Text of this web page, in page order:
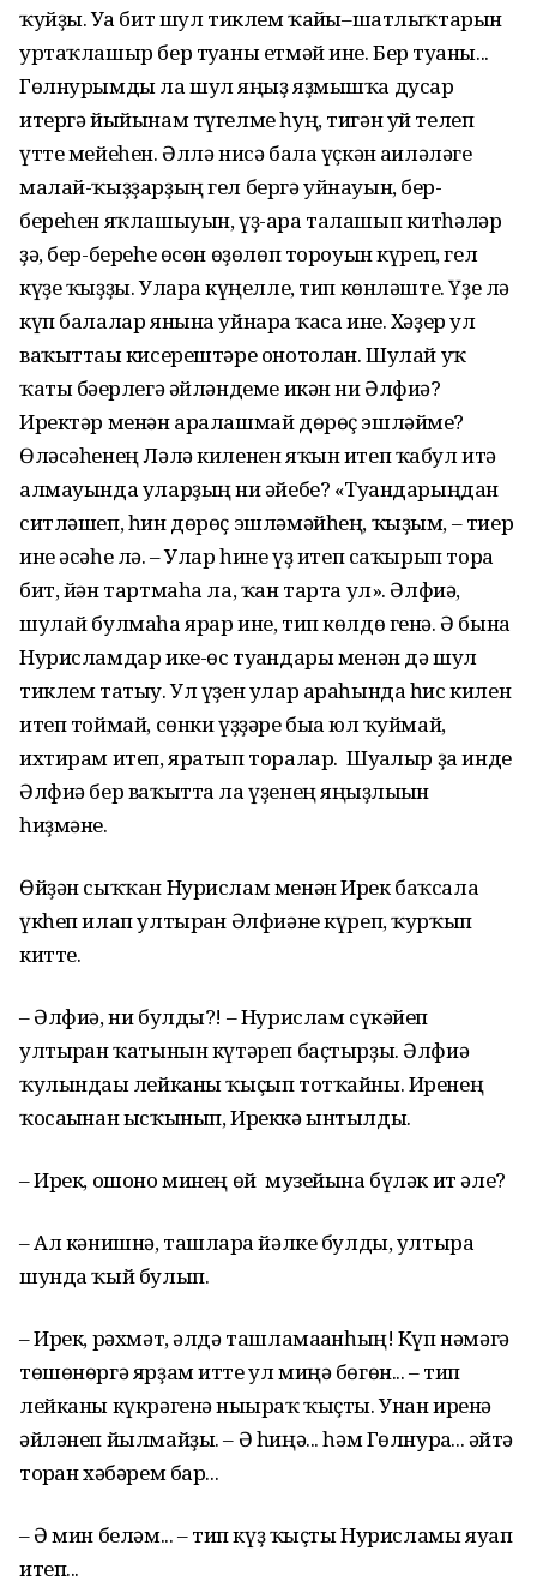
ҡуйҙы. Уға бит шул тиклем ҡайғы–шатлыҡтарын
уртаҡлашыр бер туғаны етмәй ине. Бер туғаны...
Гөлнурымды ла шул яңғыҙ яҙмышҡа дусар
итергә йыйынам түгелме һуң, тигән уй телеп
үтте мейеһен. Әллә нисә бала үҫкән ғаиләләге
малай-ҡыҙҙарҙың гел бергә уйнауын, бер-
береһен яҡлашыуын, үҙ-ара талашып китһәләр
ҙә, бер-береһе өсөн өҙөлөп тороуын күреп, гел
күҙе ҡыҙҙы. Уларға күңелле, тип көнләште. Үҙе лә
күп балалар янына уйнарға ҡаса ине. Хәҙер ул
ваҡыттағы кисерештәре онотолған. Шулай уҡ
ҡаты бәғерлегә әйләндеме икән ни Әлфиә?
Иректәр менән аралашмай дөрөҫ эшләйме?
Өләсәһенең Ләлә киленен яҡын итеп ҡабул итә
алмауында уларҙың ни ғәйебе? «Туғандарыңдан
ситләшеп, һин дөрөҫ эшләмәйһең, ҡыҙым, – тиер
ине әсәһе лә. – Улар һине үҙ итеп саҡырып тора
бит, йән тартмаһа ла, ҡан тарта ул». Әлфиә,
шулай булмаһа ярар ине, тип көлдө генә. Ә бына
Нурисламдар ике-өс туғандары менән дә шул
тиклем татыу. Ул үҙен улар араһында һис килен
итеп тоймай, сөнки үҙҙәре быға юл ҡуймай,
ихтирам итеп, яратып торалар. Шуғалыр ҙа инде
Әлфиә бер ваҡытта ла үҙенең яңғыҙлығын
һиҙмәне.
Өйҙән сыҡҡан Нурислам менән Ирек баҡсала
үкһеп илап ултырған Әлфиәне күреп, ҡурҡып
китте.
– Әлфиә, ни булды?! – Нурислам сүкәйеп
ултырған ҡатынын күтәреп баҫтырҙы. Әлфиә
ҡулындағы лейканы ҡыҫып тотҡайны. Иренең
ҡосағынан ысҡынып, Иреккә ынтылды.
– Ирек, ошоно минең өй музейына бүләк ит әле?
– Ал кәнишнә, ташларға йәлке булды, ултыра
шунда ҡый булып.
– Ирек, рәхмәт, әлдә ташламағанһың! Күп нәмәгә
төшөнөргә ярҙам итте ул миңә бөгөн... – тип
лейканы күкрәгенә нығыраҡ ҡыҫты. Унан иренә
әйләнеп йылмайҙы. – Ә һиңә... һәм Гөлнурға... әйтә
торған хәбәрем бар...
– Ә мин беләм... – тип күҙ ҡыҫты Нурисламы яуап
итеп...